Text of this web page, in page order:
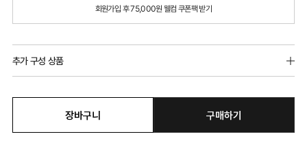
회원가입 후 75,000원 웰컴 쿠폰팩 받기
추가 구성 상품
장바구니 구매하기